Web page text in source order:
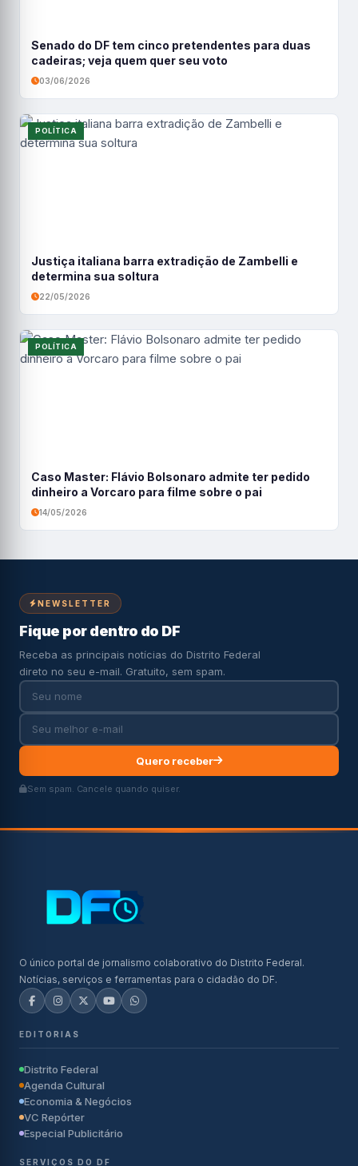
Senado do DF tem cinco pretendentes para duas
cadeiras; veja quem quer seu voto
03/06/2026
POLÍTICA
Justiça italiana barra extradição de Zambelli e
determina sua soltura
22/05/2026
POLÍTICA
Caso Master: Flávio Bolsonaro admite ter pedido
dinheiro a Vorcaro para filme sobre o pai
14/05/2026
NEWSLETTER
Fique por dentro do DF
Receba as principais notícias do Distrito Federal
direto no seu e-mail. Gratuito, sem spam.
Quero receber
Sem spam. Cancele quando quiser.
O único portal de jornalismo colaborativo do Distrito Federal.
Notícias, serviços e ferramentas para o cidadão do DF.
EDITORIAS
Distrito Federal
Agenda Cultural
Economia & Negócios
VC Repórter
Especial Publicitário
SERVIÇOS DO DF